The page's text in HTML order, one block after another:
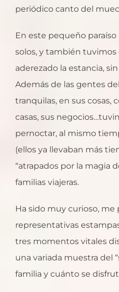
periódico canto del
En este pequeño
solos, y también
aderezado la estancia,
Además de las gentes
tranquilas, en sus cosas,
casas, sus
pernoctar, al mismo
(ellos ya llevaban más
“atrapados por la magia
familias viajeras.
Ha sido muy curioso,
representativas
tres momentos vitales
una variada muestra del
familia y cuánto se